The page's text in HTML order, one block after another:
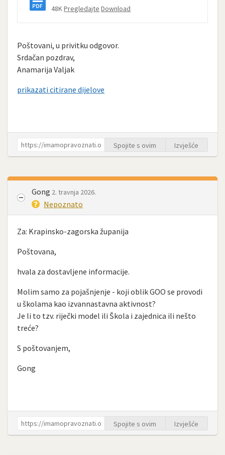
48KPregledajte Download
Poštovani, u privitku odgovor.
Srdačan pozdrav,
Anamarija Valjak
prikazati citirane dijelove
Spojite s ovim Izvješće
Gong 2. travnja 2026.
Nepoznato
Za: Krapinsko-zagorska županija
Poštovana,
hvala za dostavljene informacije.
Molim samo za pojašnjenje - koji oblik GOO se provodi
u školama kao izvannastavna aktivnost?
Je li to tzv. riječki model ili Škola i zajednica ili nešto
treće?
S poštovanjem,
Gong
Spojite s ovim Izvješće